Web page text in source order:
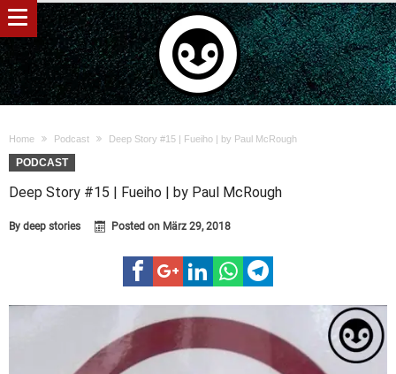
Home Podcast Deep Story #15 | Fueiho | by Paul McRough
PODCAST
Deep Story #15 | Fueiho | by Paul McRough
By deep stories Posted on März 29, 2018